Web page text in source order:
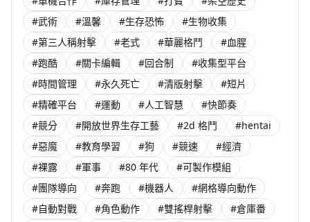
#武術
#溫馨 #生存恐怖
#生物收集
#第三人稱射擊
#老式 #華麗格鬥
#血腥
#跑酷
#關卡編輯 #回合制
#收集型平台
#時間管理
#永久死亡 #清版射擊
#短片
#精確平台
#運動 #人工智慧
#快節奏
#競分
#開放世界生存工藝 #2d 格鬥
#hentai
#惡魔
#教育學習 #狗 #競速
#經濟
#裸露
#軍事 #80 年代
#可製作模組
#團隊導向
#奔跑 #機器人
#網格導向動作
#自動對戰
#角色動作 #雙搖桿射擊
#倉庫番